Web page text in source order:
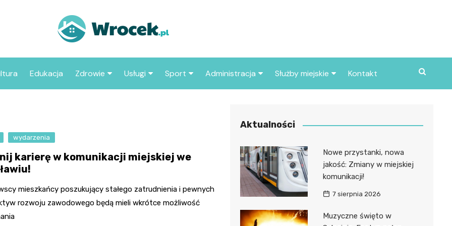
we
Edukacja Zdrowie Usługi
Stacja paliw
Restauracja
Sport
sportowe
Administracja
Urząd miasta
Służby miejskie
Policja
Kontakt
wydarzenia
karierę w komunikacji miejskiej we
mieszkańcy poszukujący stałego zatrudnienia i pewnych
rozwoju zawodowego będą mieli wkrótce możliwość
Aktualności
Nowe przystanki, nowa
jakość: Zmiany w miejskiej
komunikacji!
7 sierpnia 2026
Muzyczne święto w